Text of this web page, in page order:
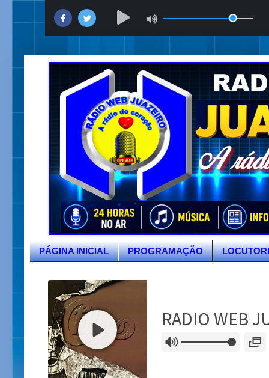
PÁGINA INICIAL PROGRAMAÇÃO